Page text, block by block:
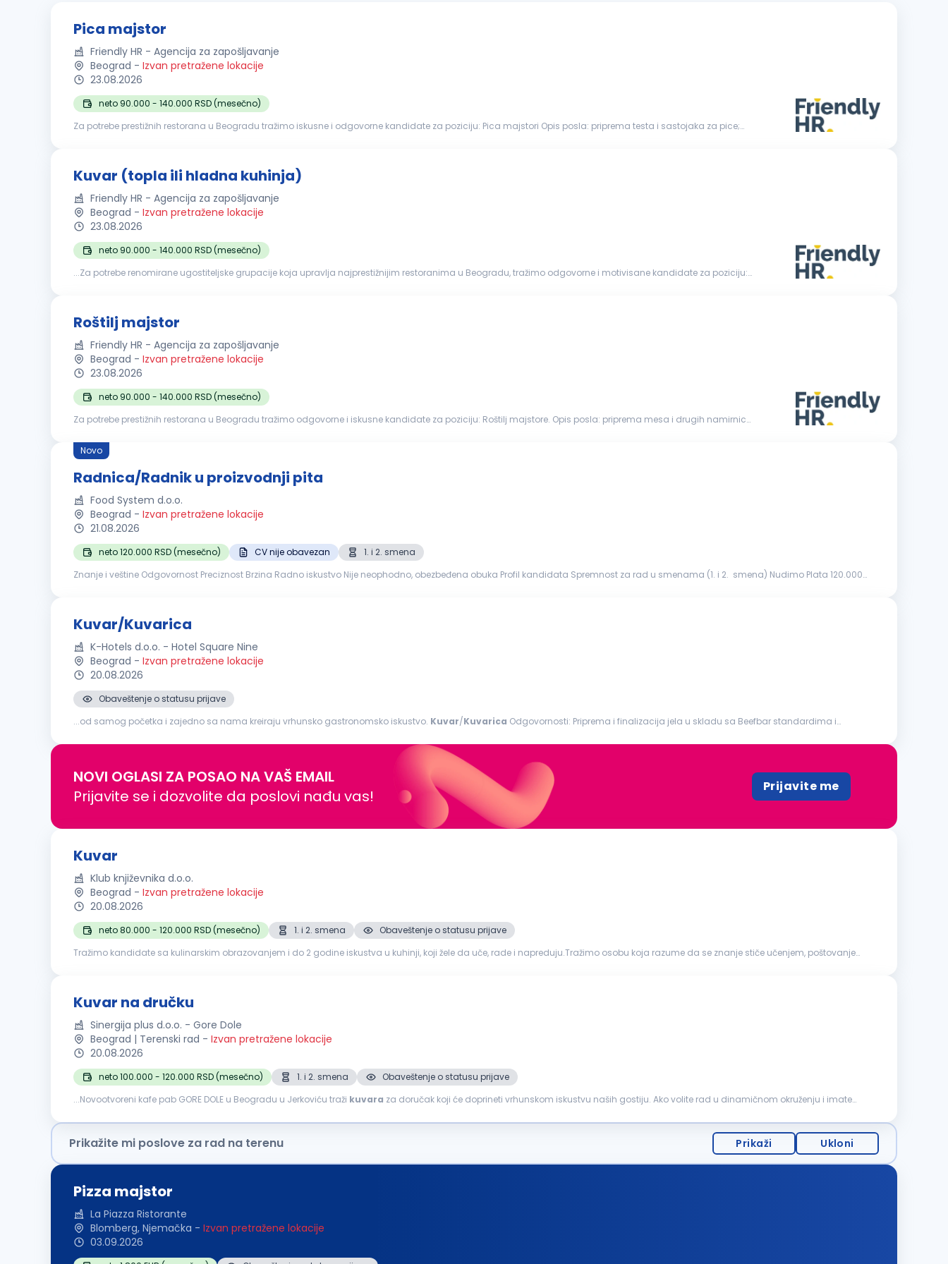
Pica majstor
Friendly HR - Agencija za zapošljavanje
Beograd - Izvan pretražene lokacije
23.08.2026
neto 90.000 - 140.000 RSD (mesečno)
Za potrebe prestižnih restorana u Beogradu tražimo iskusne i odgovorne kandidate za poziciju: Pica majstori Opis posla: priprema testa i sastojaka za pice;
Kuvar (topla ili hladna kuhinja)
Friendly HR - Agencija za zapošljavanje
Beograd - Izvan pretražene lokacije
23.08.2026
neto 90.000 - 140.000 RSD (mesečno)
...Za potrebe renomirane ugostiteljske grupacije koja upravlja najprestižnijim restoranima u Beogradu, tražimo odgovorne i motivisane kandidate za poziciju:
Roštilj majstor
Friendly HR - Agencija za zapošljavanje
Beograd - Izvan pretražene lokacije
23.08.2026
neto 90.000 - 140.000 RSD (mesečno)
Za potrebe prestižnih restorana u Beogradu tražimo odgovorne i iskusne kandidate za poziciju: Roštilj majstore. Opis posla: priprema mesa i drugih namirnica
Novo
Radnica/Radnik u proizvodnji pita
Food System d.o.o.
Beograd - Izvan pretražene lokacije
21.08.2026
neto 120.000 RSD (mesečno) CV nije obavezan
1. i 2. smena
Znanje i veštine Odgovornost Preciznost Brzina Radno iskustvo Nije neophodno, obezbeđena obuka Profil kandidata Spremnost za rad u smenama (1. i 2. smena) Nudimo Plata 120.000
Kuvar/Kuvarica
K-Hotels d.o.o. - Hotel Square Nine
Beograd - Izvan pretražene lokacije
20.08.2026
Obaveštenje o statusu prijave
...od samog početka i zajedno sa nama kreiraju vrhunsko gastronomsko iskustvo. Kuvar/Kuvarica Odgovornosti: Priprema i finalizacija jela u skladu sa Beefbar standardima i
NOVI OGLASI ZA POSAO NA VAŠ EMAIL
Prijavite se i dozvolite da poslovi nađu vas!
Prijavite me
Kuvar
Klub književnika d.o.o.
Beograd - Izvan pretražene lokacije
20.08.2026
neto 80.000 - 120.000 RSD (mesečno) 1. i 2. smena
Obaveštenje o statusu prijave
Tražimo kandidate sa kulinarskim obrazovanjem i do 2 godine iskustva u kuhinji, koji žele da uče, rade i napreduju.Tražimo osobu koja razume da se znanje stiče učenjem, poštovanje
Kuvar na dručku
Sinergija plus d.o.o. - Gore Dole
Beograd | Terenski rad - Izvan pretražene lokacije
20.08.2026
neto 100.000 - 120.000 RSD (mesečno) 1. i 2. smena
Obaveštenje o statusu prijave
...Novootvoreni kafe pab GORE DOLE u Beogradu u Jerkoviću traži kuvara za doručak koji će doprineti vrhunskom iskustvu naših gostiju. Ako volite rad u dinamičnom okruženju i imate
Prikažite mi poslove za rad na terenu Prikaži Ukloni
Pizza majstor
La Piazza Ristorante
Blomberg, Njemačka - Izvan pretražene lokacije
03.09.2026